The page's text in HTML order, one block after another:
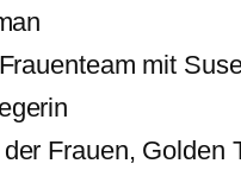
mit
Frauen, Golden